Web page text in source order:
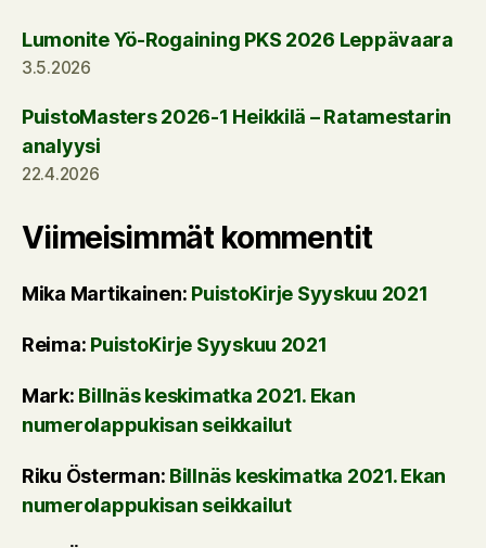
Lumonite Yö-Rogaining PKS 2026 Leppävaara
3.5.2026
PuistoMasters 2026-1 Heikkilä – Ratamestarin
analyysi
22.4.2026
Viimeisimmät kommentit
Mika Martikainen: PuistoKirje Syyskuu 2021
Reima: PuistoKirje Syyskuu 2021
Mark: Billnäs keskimatka 2021. Ekan
numerolappukisan seikkailut
Riku Österman: Billnäs keskimatka 2021. Ekan
numerolappukisan seikkailut